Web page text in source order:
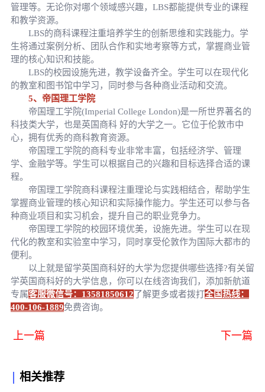
管理等。无论你对哪个领域感兴趣，LBS都能提供专业的课程
和教学资源。
LBS的商科课程注重培养学生的创新思维和实践能力。学
生将通过案例分析、团队合作和实地考察等方式，掌握商业管
理的核心知识和技能。
LBS的校园设施先进，教学设备齐全。学生可以在现代化
的教室和图书馆中学习，同时参与各种商业活动和交流。
5、帝国理工学院
帝国理工学院(Imperial College London)是一所世界著名的
科技类大学，也是英国商科 好的大学之一。它位于伦敦市中
心，拥有优秀的商科教育资源。
帝国理工学院的商科专业非常丰富，包括经济学、管理
学、金融学等。学生可以根据自己的兴趣和目标选择合适的课
程。
帝国理工学院商科课程注重理论与实践相结合，帮助学生
掌握商业管理的核心知识和实际操作能力。学生还可以参与各
种商业项目和实习机会，提升自己的职业竞争力。
帝国理工学院的校园环境优美，设施先进。学生可以在现
代化的教室和实验室中学习，同时享受伦敦作为国际大都市的
便利。
以上就是留学英国商科好的大学为您提供哪些选择?有关留
学英国商科好的大学信息，你可以在线咨询我们，添加新航道
专属客服微信号：13581850612 了解更多或者拨打全国热线：
400-106-1889免费咨询。
上一篇 下一篇
相关推荐